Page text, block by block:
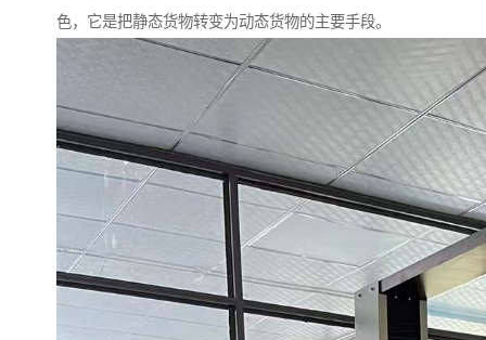
色，它是把静态货物转变为动态货物的主要手段。